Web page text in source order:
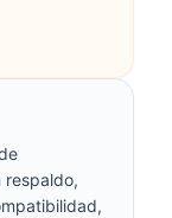
respaldo,